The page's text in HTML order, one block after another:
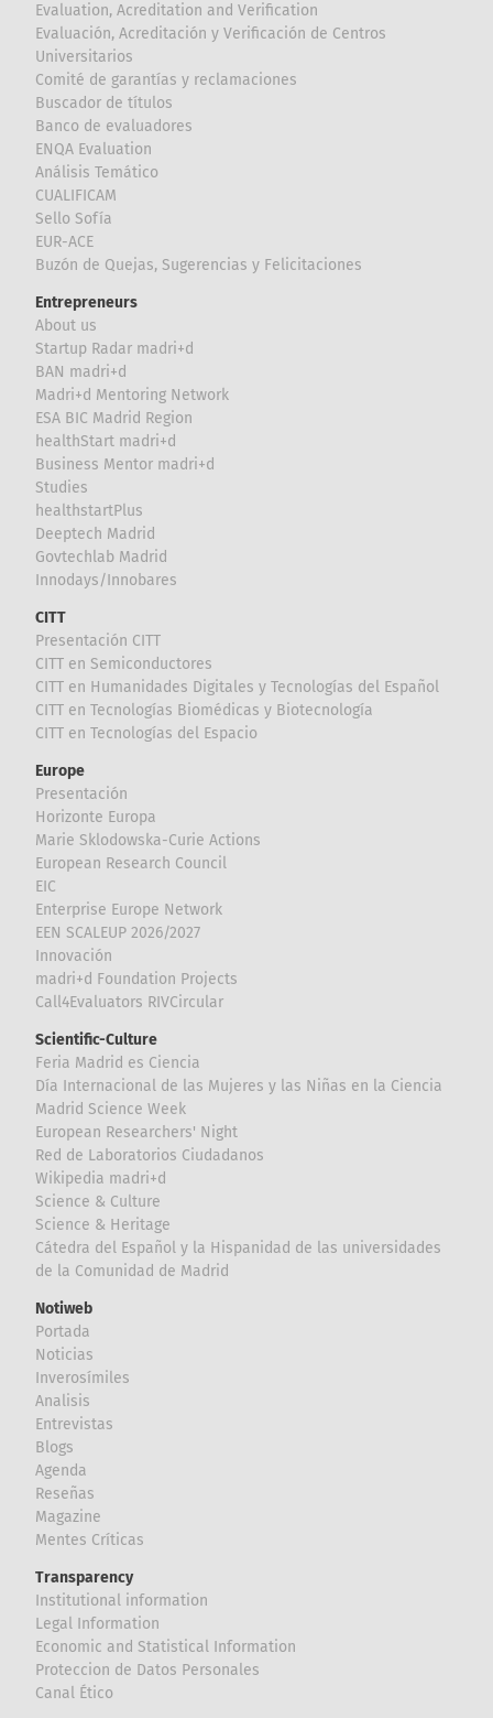
Evaluation, Acreditation and Verification
Evaluación, Acreditación y Verificación de Centros
Universitarios
Comité de garantías y reclamaciones
Buscador de títulos
Banco de evaluadores
ENQA Evaluation
Análisis Temático
CUALIFICAM
Sello Sofía
EUR-ACE
Buzón de Quejas, Sugerencias y Felicitaciones
Entrepreneurs
About us
Startup Radar madri+d
BAN madri+d
Madri+d Mentoring Network
ESA BIC Madrid Region
healthStart madri+d
Business Mentor madri+d
Studies
healthstartPlus
Deeptech Madrid
Govtechlab Madrid
Innodays/Innobares
CITT
Presentación CITT
CITT en Semiconductores
CITT en Humanidades Digitales y Tecnologías del Español
CITT en Tecnologías Biomédicas y Biotecnología
CITT en Tecnologías del Espacio
Europe
Presentación
Horizonte Europa
Marie Sklodowska-Curie Actions
European Research Council
EIC
Enterprise Europe Network
EEN SCALEUP 2026/2027
Innovación
madri+d Foundation Projects
Call4Evaluators RIVCircular
Scientific-Culture
Feria Madrid es Ciencia
Día Internacional de las Mujeres y las Niñas en la Ciencia
Madrid Science Week
European Researchers' Night
Red de Laboratorios Ciudadanos
Wikipedia madri+d
Science & Culture
Science & Heritage
Cátedra del Español y la Hispanidad de las universidades
de la Comunidad de Madrid
Notiweb
Portada
Noticias
Inverosímiles
Analisis
Entrevistas
Blogs
Agenda
Reseñas
Magazine
Mentes Críticas
Transparency
Institutional information
Legal Information
Economic and Statistical Information
Proteccion de Datos Personales
Canal Ético